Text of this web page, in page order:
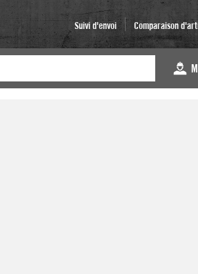
Suivi d'envoi Comparaison